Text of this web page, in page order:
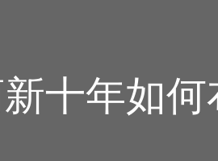
十年如何